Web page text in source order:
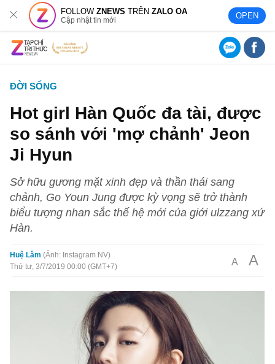
FOLLOWZNEWS TRÊNZALO OA
Cập nhật tin mới OPEN
ĐỜI SỐNG
Hot girl Hàn Quốc đa tài, được
so sánh với 'mợ chảnh' Jeon
Ji Hyun
Sở hữu gương mặt xinh đẹp và thần thái sang
chảnh, Go Youn Jung được kỳ vọng sẽ trở thành
biểu tượng nhan sắc thế hệ mới của giới ulzzang xứ
Hàn.
Huệ Lâm Ảnh: Instagram NV
Thứ tư, 3/7/2019 00:00 (GMT+7)
A A